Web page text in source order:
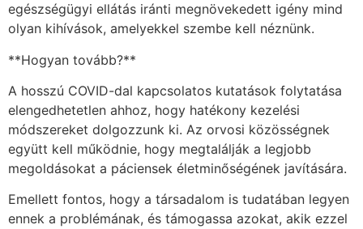
egészségügyi ellátás iránti megnövekedett igény mind
olyan kihívások, amelyekkel szembe kell néznünk.
**Hogyan tovább?**
A hosszú COVID-dal kapcsolatos kutatások folytatása
elengedhetetlen ahhoz, hogy hatékony kezelési
módszereket dolgozzunk ki. Az orvosi közösségnek
együtt kell működnie, hogy megtalálják a legjobb
megoldásokat a páciensek életminőségének javítására.
Emellett fontos, hogy a társadalom is tudatában legyen
ennek a problémának, és támogassa azokat, akik ezzel